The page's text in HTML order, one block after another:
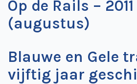
Op de Rails
NVBS Actueel
Afdelingen
Excursies
Op de Rails –
(augustus)
Blauwe en Gele
vijftig jaar